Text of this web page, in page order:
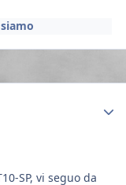
SP, vi seguo da